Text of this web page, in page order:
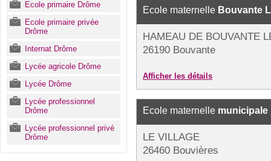
Ecole primaire Drôme
Ecole primaire privée
Drôme
Internat Drôme
Lycée agricole Drôme
Lycée Drôme
Lycée professionnel
Drôme
Lycée professionnel privé
Drôme
Ecole maternelle Bouvante
HAMEAU DE BOUVANTE
26190 Bouvante
Afficher les détails
Ecole maternelle municipale
LE VILLAGE
26460 Bouvières